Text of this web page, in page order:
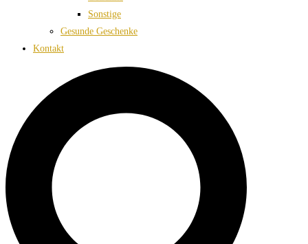
Sonstige
Gesunde Geschenke
Kontakt